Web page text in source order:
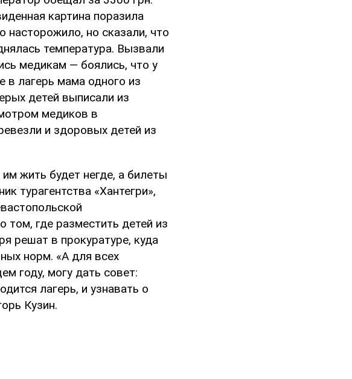
картина поразила
но сказали, что
температура. Вызвали
медикам — боялись, что у
в лагерь мама одного из
детей выписали из
медиков в
и здоровых детей из
жить будет негде, а билеты
турагентства «Хантегри»,
том, где разместить детей из
решат в прокуратуре, куда
норм. «А для всех
году, могу дать совет:
лагерь, и узнавать о
Кузин.